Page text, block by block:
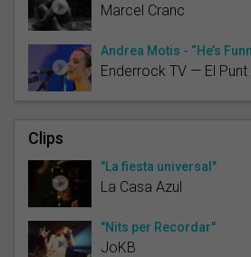
Marcel Cranc
Andrea Motis - “He’s
Enderrock TV — El Punt
Clips
"La fiesta universal"
La Casa Azul
"Nits per Recordar"
JoKB